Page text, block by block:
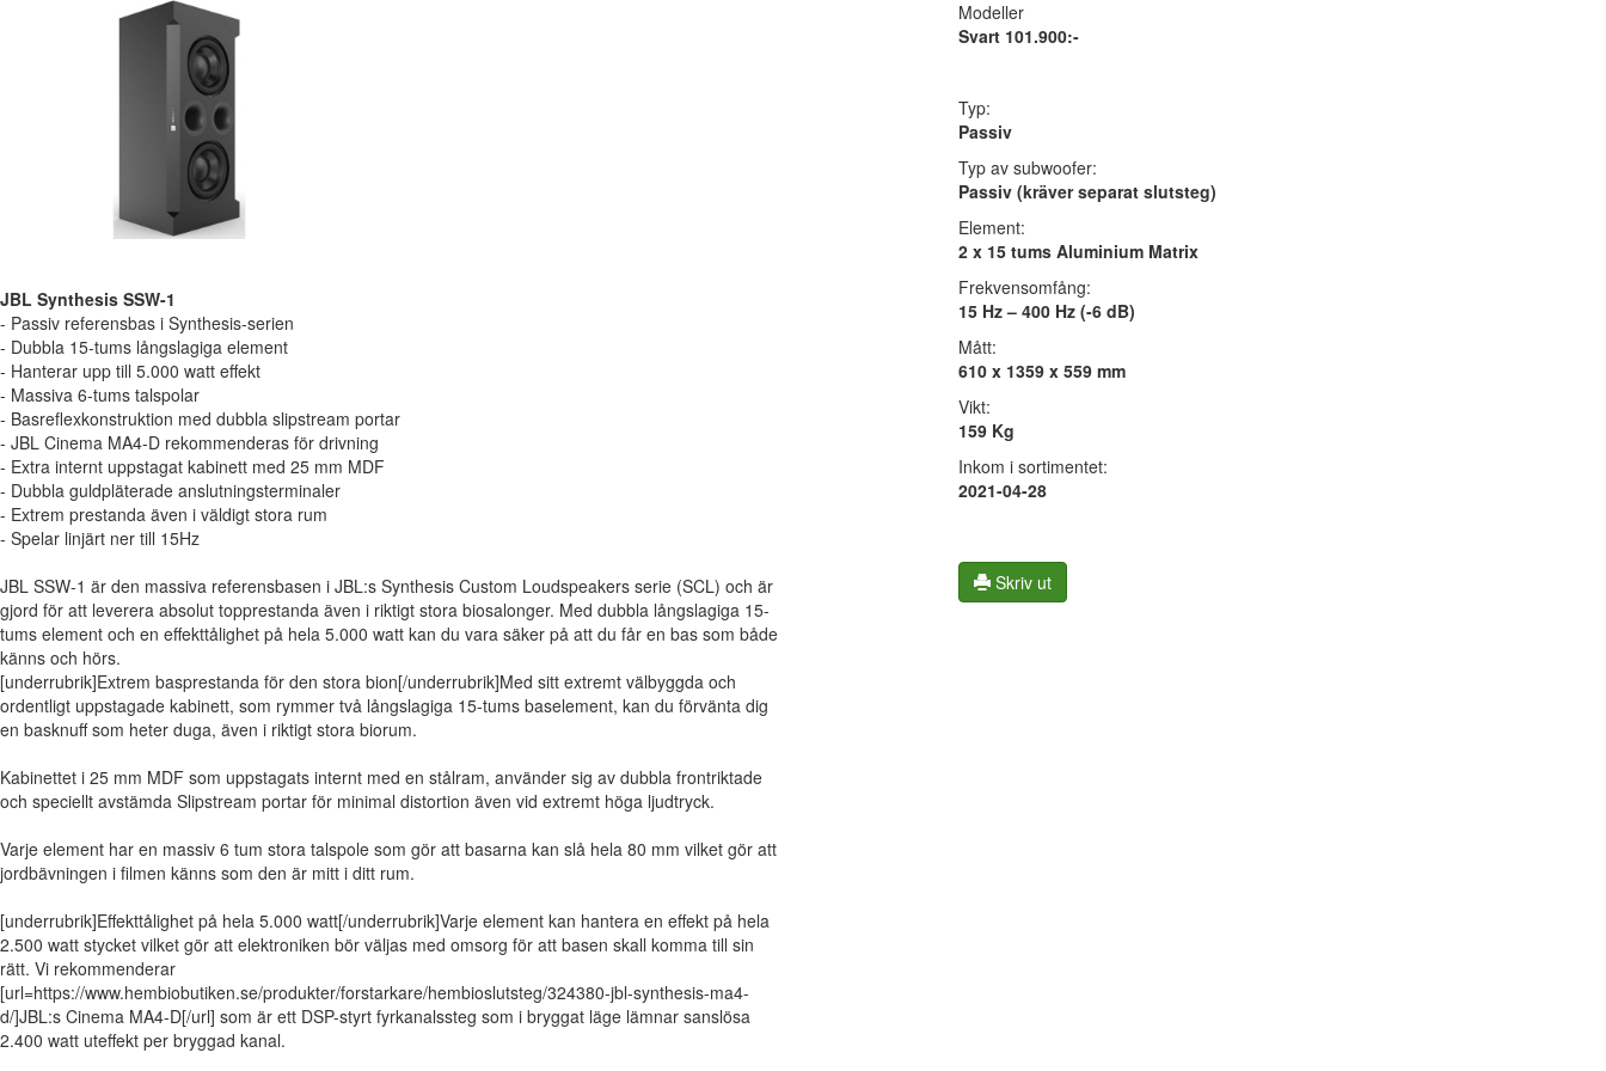
JBL Synthesis SSW-1
- Passiv referensbas i Synthesis-serien
- Dubbla 15-tums långslagiga element
- Hanterar upp till 5.000 watt effekt
- Massiva 6-tums talspolar
- Basreflexkonstruktion med dubbla slipstream portar
- JBL Cinema MA4-D rekommenderas för drivning
- Extra internt uppstagat kabinett med 25 mm MDF
- Dubbla guldpläterade anslutningsterminaler
- Extrem prestanda även i väldigt stora rum
- Spelar linjärt ner till 15Hz
JBL SSW-1 är den massiva referensbasen i JBL:s Synthesis Custom Loudspeakers serie (SCL) och är
gjord för att leverera absolut topprestanda även i riktigt stora biosalonger. Med dubbla långslagiga 15-
tums element och en effekttålighet på hela 5.000 watt kan du vara säker på att du får en bas som både
känns och hörs.
[underrubrik]Extrem basprestanda för den stora bion[/underrubrik]Med sitt extremt välbyggda och
ordentligt uppstagade kabinett, som rymmer två långslagiga 15-tums baselement, kan du förvänta dig
en basknuff som heter duga, även i riktigt stora biorum.
Kabinettet i 25 mm MDF som uppstagats internt med en stålram, använder sig av dubbla frontriktade
och speciellt avstämda Slipstream portar för minimal distortion även vid extremt höga ljudtryck.
Varje element har en massiv 6 tum stora talspole som gör att basarna kan slå hela 80 mm vilket gör att
jordbävningen i filmen känns som den är mitt i ditt rum.
[underrubrik]Effekttålighet på hela 5.000 watt[/underrubrik]Varje element kan hantera en effekt på hela
2.500 watt stycket vilket gör att elektroniken bör väljas med omsorg för att basen skall komma till sin
rätt. Vi rekommenderar
[url=https://www.hembiobutiken.se/produkter/forstarkare/hembioslutsteg/324380-jbl-synthesis-ma4-
d/]JBL:s Cinema MA4-D[/url] som är ett DSP-styrt fyrkanalssteg som i bryggat läge lämnar sanslösa
2.400 watt uteffekt per bryggad kanal.
Modeller
Svart 101.900:-
Typ:
Passiv
Typ av subwoofer:
Passiv (kräver separat slutsteg)
Element:
2 x 15 tums Aluminium Matrix
Frekvensomfång:
15 Hz – 400 Hz (-6 dB)
Mått:
610 x 1359 x 559 mm
Vikt:
159 Kg
Inkom i sortimentet:
2021-04-28
Skriv ut